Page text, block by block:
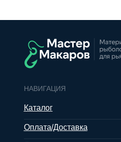
НАВИГАЦИЯ
Оплата/Доставка
Каталог